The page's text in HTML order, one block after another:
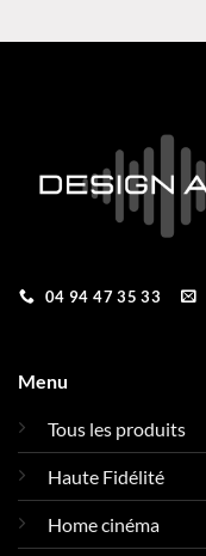
04 94 47 35 33
Menu
Tous les produits
Haute Fidélité
Home cinéma